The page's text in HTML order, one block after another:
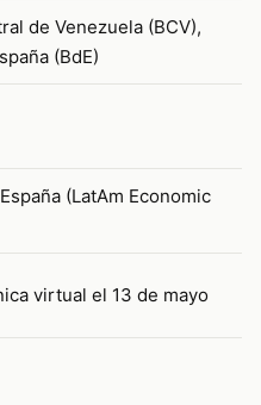
de Venezuela (BCV),
(BdE)
(LatAm Economic
virtual el 13 de mayo